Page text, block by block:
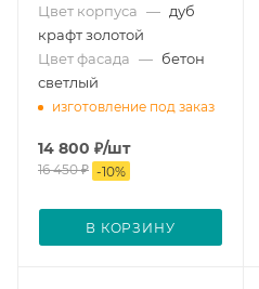
Цвет корпуса — дуб
крафт золотой
Цвет фасада — бетон
светлый
изготовление под заказ
14 800 ₽/шт
16 450₽ -10%
В КОРЗИНУ